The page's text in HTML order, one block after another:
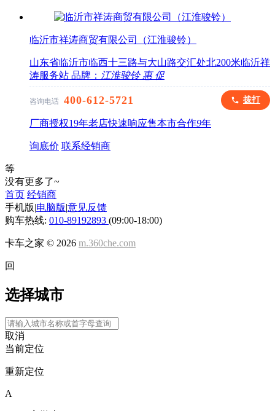
临沂市祥涛商贸有限公司（江淮骏铃）
山东省临沂市临西十三路与大山路交汇处北200米临沂祥
涛服务站 品牌： 江淮骏铃 惠 促
咨询电话 400-612-5721 拨打
厂商授权19年老店快速响应售本市合作9年
询底价 联系经销商
等
没有更多了~
首页 经销商
手机版|电脑版|意见反馈
购车热线: 010-89192893 (09:00-18:00)
卡车之家 © 2026 m.360che.com
回
选择城市
取消
当前定位
重新定位
A